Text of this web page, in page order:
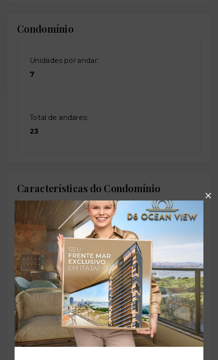
Condomínio
Unidades por andar:
7
Total de andares:
23
Características do Condomínio
Academia de ginástica
Brinquedoteca
Coworking